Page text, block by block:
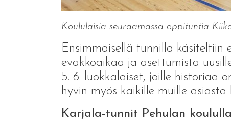
Koululaisia seuraamassa oppituntia
Ensimmäisellä tunnilla käsiteltiin
evakkoaikaa ja asettumista
5.-6.-luokkalaiset, joille historiaa
hyvin myös kaikille muille asiasta
Karjala-tunnit Pehulan koululla